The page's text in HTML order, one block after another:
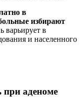
в
избирают
варьирует в
и населенного
аденоме